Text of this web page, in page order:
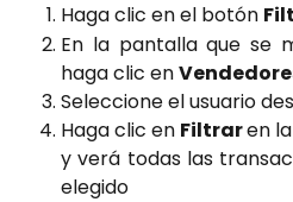
Haga clic en el botón
En la pantalla que se
haga clic en
Seleccione el usuario
Haga clic en Filtraren
y verá todas las
elegido